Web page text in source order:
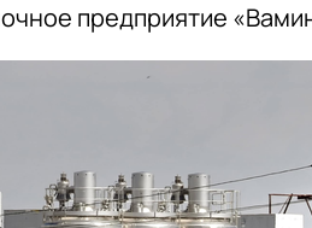
предприятие